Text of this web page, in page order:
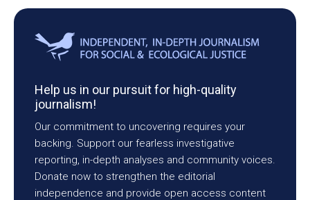
Help us in our pursuit for high-quality
journalism!
Our commitment to uncovering requires your
backing. Support our fearless investigative
reporting, in-depth analyses and community voices.
Donate now to strengthen the editorial
independence and provide open access content